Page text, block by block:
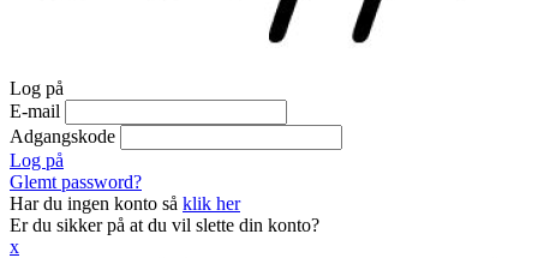
Log på
E-mail
Adgangskode
Log på
Glemt password?
Har du ingen konto så klik her
Er du sikker på at du vil slette din konto?
x